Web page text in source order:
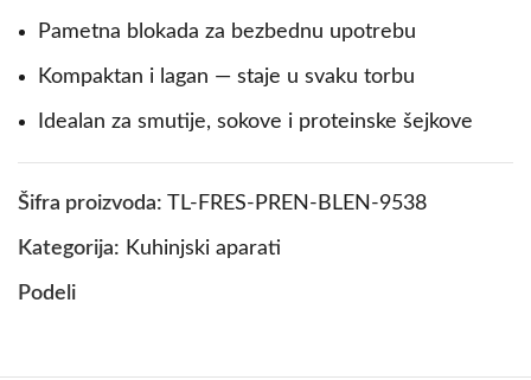
Pametna blokada za bezbednu upotrebu
Kompaktan i lagan — staje u svaku torbu
Idealan za smutije, sokove i proteinske šejkove
Šifra proizvoda: TL-FRES-PREN-BLEN-9538
Kategorija: Kuhinjski aparati
Podeli